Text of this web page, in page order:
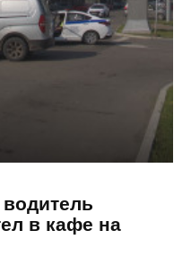
в кафе на